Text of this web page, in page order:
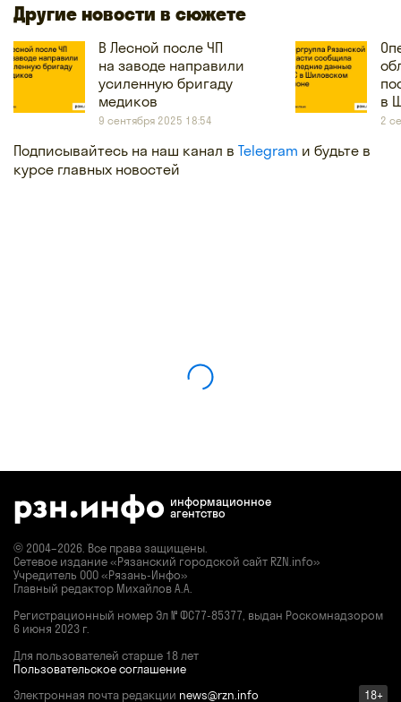
Другие новости в сюжете
В Лесной после ЧП
на заводе направили
усиленную бригаду
медиков
9 сентября 2025 18:54
в
2
Подписывайтесь на наш канал в Telegram и будьте в
курсе главных новостей
информационное
агентство
© 2004–2026. Все права защищены.
Сетевое издание «Рязанский городской сайт RZN.info»
Учредитель ООО «Рязань-Инфо»
Главный редактор Михайлов А.А.
Регистрационный номер Эл № ФС77-85377, выдан Роскомнадзором
6 июня 2023 г.
Для пользователей старше 18 лет
Пользовательское соглашение
Электронная почта редакции news@rzn.info 18+